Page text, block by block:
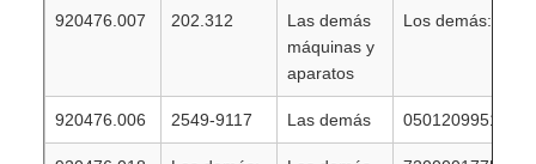
920476.007 202.312
Las demás
máquinas y
aparatos
Los demás:
920476.006 2549-9117 Las demás 0501209951